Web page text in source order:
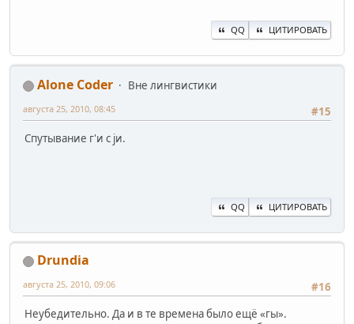
QQ ЦИТИРОВАТЬ
Alone Coder
Вне лингвистики
#15
августа 25, 2010, 08:45
Спутывание г'и c jи.
QQ ЦИТИРОВАТЬ
Drundia
#16
августа 25, 2010, 09:06
Неубедительно. Да и в те времена было ещё «гы».